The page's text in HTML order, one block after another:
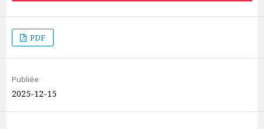
PDF
Publiée
2025-12-15